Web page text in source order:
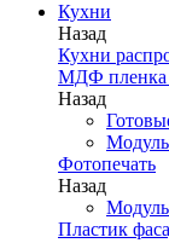
Кухни
Назад
Кухни
МДФ
Назад
Фотопечать
Назад
Пластик